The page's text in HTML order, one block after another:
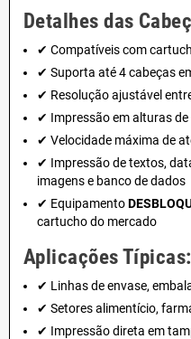
Detalhes das
✔ Compatíveis com
✔ Suporta até 4 cabeças
✔ Resolução ajustável
✔ Impressão em alturas
✔ Velocidade máxima de
✔ Impressão de textos,
imagens e banco de dados
✔ Equipamento
cartucho do mercado
Aplicações Típicas:
✔ Linhas de envase,
✔ Setores alimentício,
✔ Impressão direta em